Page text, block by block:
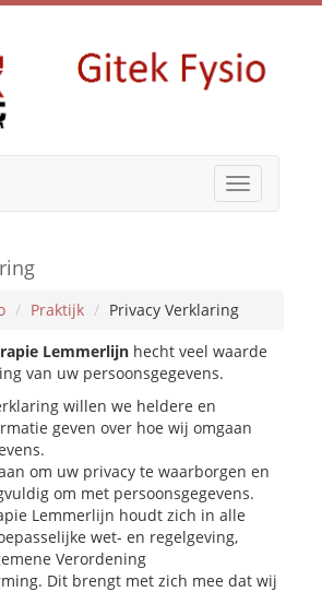
Toggle
navigation
Praktijk
Privacy Verklaring
Lemmerlijn hecht veel waarde
van uw persoonsgegevens.
willen we heldere en
geven over hoe wij omgaan
om uw privacy te waarborgen en
om met persoonsgegevens.
Lemmerlijn houdt zich in alle
wet- en regelgeving,
Verordening
Dit brengt met zich mee dat wij